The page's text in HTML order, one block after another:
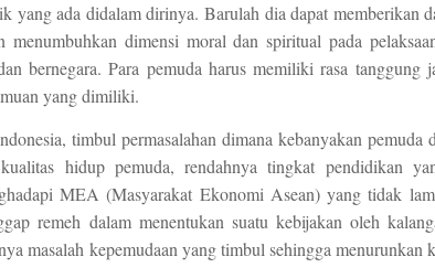
yang ada didalam dirinya. Barulah dia dapat memberikan
dimensi moral dan spiritual pada
bernegara. Para pemuda harus memiliki rasa tanggung
yang dimiliki.
timbul permasalahan dimana kebanyakan pemuda
hidup pemuda, rendahnya tingkat pendidikan
MEA (Masyarakat Ekonomi Asean) yang tidak
remeh dalam menentukan suatu kebijakan oleh
masalah kepemudaan yang timbul sehingga menurunkan